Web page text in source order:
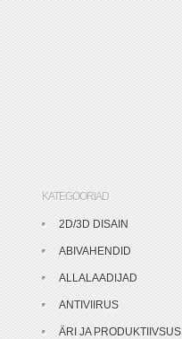
KATEGOORIAD
2D/3D DISAIN
ABIVAHENDID
ALLALAADIJAD
ANTIVIIRUS
ÄRI JA PRODUKTIIVSUS